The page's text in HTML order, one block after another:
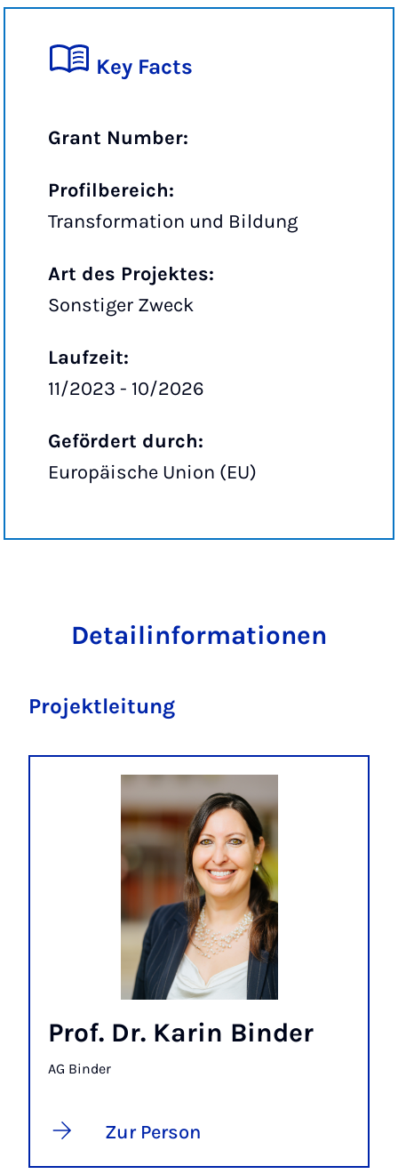
Key Facts
Grant Number:
Profilbereich:
Transformation und Bildung
Art des Projektes:
Sonstiger Zweck
Laufzeit:
11/2023 - 10/2026
Gefördert durch:
Europäische Union (EU)
Detailinformationen
Projektleitung
Prof. Dr. Karin Binder
AG Binder
Zur Person